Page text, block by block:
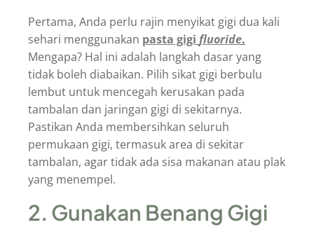
Pertama, Anda perlu rajin menyikat gigi dua kali
sehari menggunakan pasta gigi fluoride.
Mengapa? Hal ini adalah langkah dasar yang
tidak boleh diabaikan. Pilih sikat gigi berbulu
lembut untuk mencegah kerusakan pada
tambalan dan jaringan gigi di sekitarnya.
Pastikan Anda membersihkan seluruh
permukaan gigi, termasuk area di sekitar
tambalan, agar tidak ada sisa makanan atau plak
yang menempel.
2. Gunakan Benang Gigi